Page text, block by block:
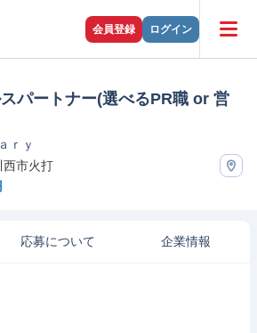
会員登録 ログイン
パートナー(選べるPR職 or 営
ｒｙ
西市火打
応募について 企業情報